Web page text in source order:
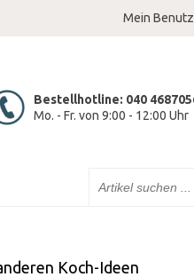
Mein
Bestellhotline: 040
Mo. - Fr. von 9:00 - 12:00 Uhr
Koch-Ideen